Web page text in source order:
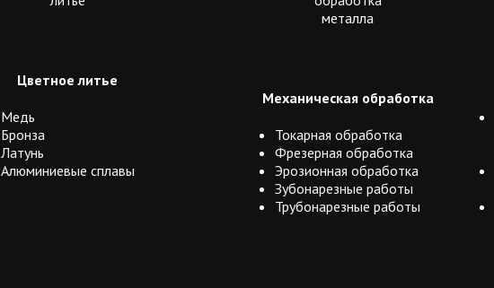
Цветное литье
Медь
Бронза
Латунь
Алюминиевые сплавы
Механическая обработка
Токарная обработка
Фрезерная обработка
Эрозионная обработка
Зубонарезные работы
Трубонарезные работы